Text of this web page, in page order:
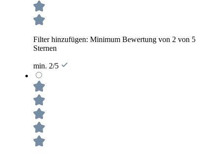
Filter hinzufügen: Minimum Bewertung von 2 von 5
Sternen
min. 2/5